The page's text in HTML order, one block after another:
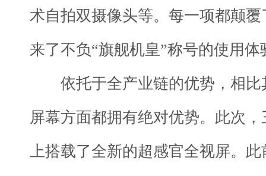
术自拍双摄像头等。每一项都颠
来了不负“旗舰机皇”称号的使用体
依托于全产业链的优势，相比
屏幕方面都拥有绝对优势。此次，
上搭载了全新的超感官全视屏。